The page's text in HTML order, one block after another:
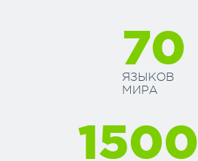
70
ЯЗЫКОВ
МИРА
1500